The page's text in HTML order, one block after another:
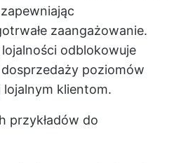
zaangażowanie.
odblokowuje
poziomów
lojalnym klientom.
przykładów do